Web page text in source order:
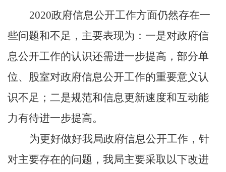
2020政府信息公开工作方面仍然存在一
些问题和不足，主要表现为：一是对政府信
息公开工作的认识还需进一步提高，部分单
位、股室对政府信息公开工作的重要意义认
识不足；二是规范和信息更新速度和互动能
力有待进一步提高。
为更好做好我局政府信息公开工作，针
对主要存在的问题，我局主要采取以下改进